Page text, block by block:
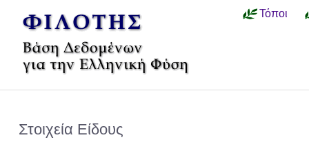
Τόποι
Στοιχεία Είδους